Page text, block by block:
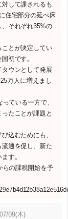
して課されるも
住宅部分の延べ床
それぞれ35%の
とが決定してい
初です。
ウンとして発展
万人に増えまし
ている一方で、
たことが課題と
込むためにも、
通を促し、新た
す。
らの課税開始を予
09(木)